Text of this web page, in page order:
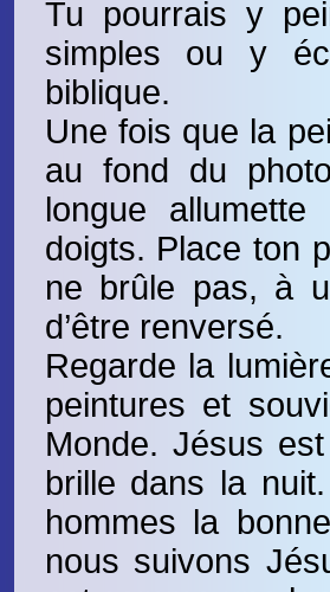
Tu pourrais y
simples ou y
biblique.
Une fois que la
au fond du
longue
doigts. Place ton
ne brûle pas, à
d’être renversé.
Regarde la
peintures et
Monde. Jésus
brille dans la
hommes la
nous suivons